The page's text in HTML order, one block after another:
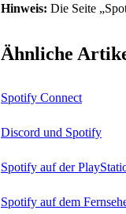
Hinweis: Die Seite
Ähnliche
Spotify Connect
Discord und Spotify
Spotify auf der
Spotify auf dem